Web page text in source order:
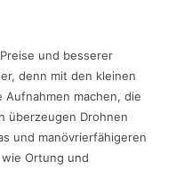
und besserer
denn mit den kleinen
Aufnahmen machen, die
überzeugen Drohnen
und manövrierfähigeren
Ortung und